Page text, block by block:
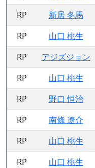
RP
新居 冬馬
RP
山口 桃生
RP
アジズジョン
RP
山口 桃生
RP
野口 恒治
RP
南條 遼介
RP
山口 桃生
RP
山口 桃生